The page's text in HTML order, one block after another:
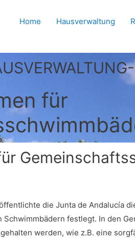
Home Hausverwaltung
für
die Junta de Andalucía
festlegt. In den
werden, wie z.B. eine